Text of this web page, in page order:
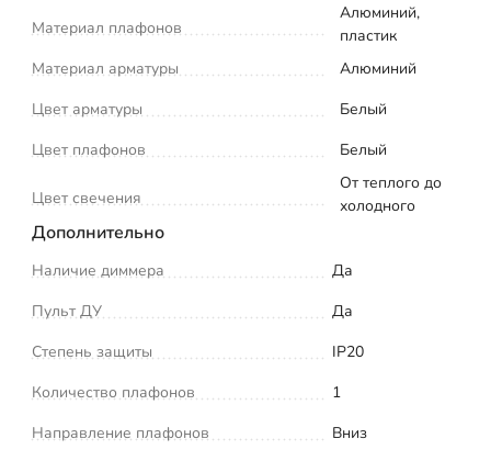
Материал плафонов
Алюминий,
пластик
Материал арматуры
Алюминий
Цвет арматуры
Белый
Цвет плафонов
Белый
Цвет свечения
От теплого до
холодного
Дополнительно
Наличие диммера
Да
Пульт ДУ
Да
Степень защиты
IP20
Количество плафонов
1
Направление плафонов
Вниз